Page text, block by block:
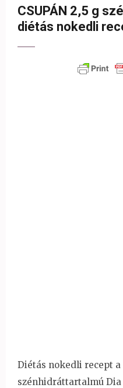
CSUPÁN 2,5 g
diétás nokedli
Diétás nokedli recept a
szénhidráttartalmú Dia